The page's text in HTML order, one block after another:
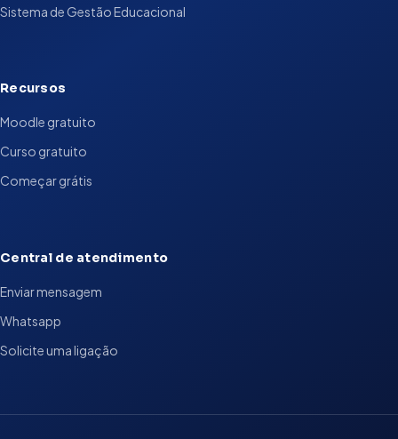
Sistema de Gestão Educacional
Recursos
Moodle gratuito
Curso gratuito
Começar grátis
Central de atendimento
Enviar mensagem
Whatsapp
Solicite uma ligação